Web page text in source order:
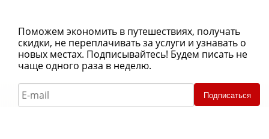
Поможем экономить в путешествиях, получать
скидки, не переплачивать за услуги и узнавать о
новых местах. Подписывайтесь! Будем писать не
чаще одного раза в неделю.
Подписаться